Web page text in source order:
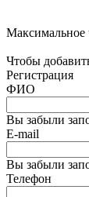
Максимальное
Чтобы
Регистрация
ФИО
Вы забыли
E-mail
Вы забыли
Телефон